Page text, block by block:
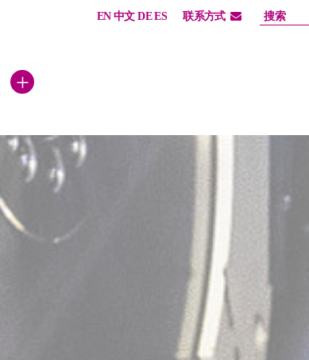
EN 中文 DE ES 联系方式
+